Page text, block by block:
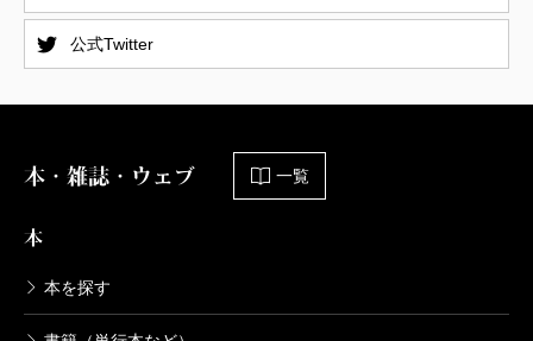
公式Twitter
本・雑誌・ウェブ 一覧
本
本を探す